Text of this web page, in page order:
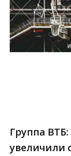
Группа
увеличили